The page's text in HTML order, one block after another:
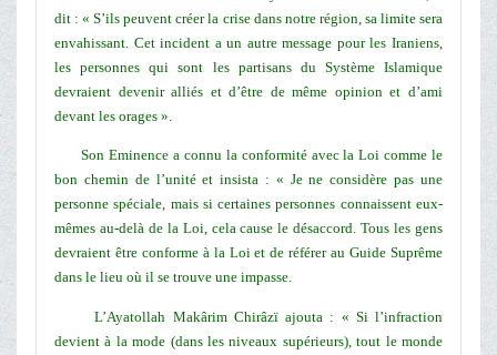
dit : « S’ils peuvent créer la crise dans notre région, sa limite sera
envahissant. Cet incident a un autre message pour les Iraniens,
les personnes qui sont les partisans du Système Islamique
devraient devenir alliés et d’être de même opinion et d’ami
devant les orages ».
Son Eminence a connu la conformité avec la Loi comme le
bon chemin de l’unité et insista : « Je ne considère pas une
personne spéciale, mais si certaines personnes connaissent eux-
mêmes au-delà de la Loi, cela cause le désaccord. Tous les gens
devraient être conforme à la Loi et de référer au Guide Suprême
dans le lieu où il se trouve une impasse.
L’Ayatollah Makârim Chirâzï ajouta : « Si l’infraction
devient à la mode (dans les niveaux supérieurs), tout le monde